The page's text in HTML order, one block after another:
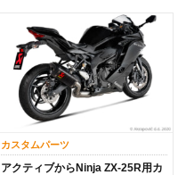
カスタムパーツ
アクティブからNinja ZX-25R用カ